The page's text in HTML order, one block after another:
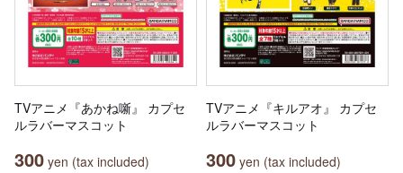
TVアニメ『あかね噺』 カプセ
ルラバーマスコット
300 yen (tax included)
TVアニメ『キルアオ』 カプセ
ルラバーマスコット
300 yen (tax included)